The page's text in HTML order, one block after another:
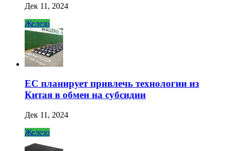
Дек 11, 2024
Железо
ЕС планирует привлечь технологии из
Китая в обмен на субсидии
Дек 11, 2024
Железо